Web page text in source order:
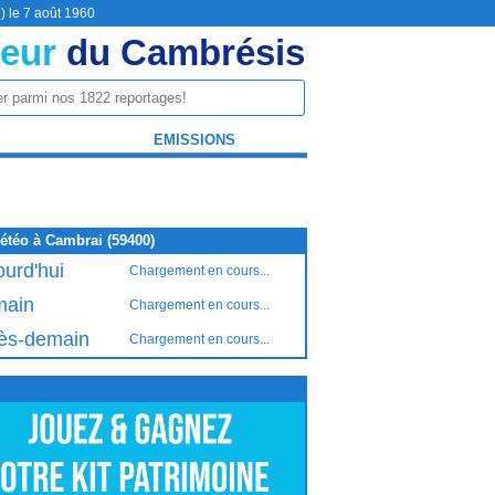
le 7 août 1960
du Cambrésis
EMISSIONS
à Cambrai (59400)
Chargement en cours...
Chargement en cours...
demain Chargement en cours...